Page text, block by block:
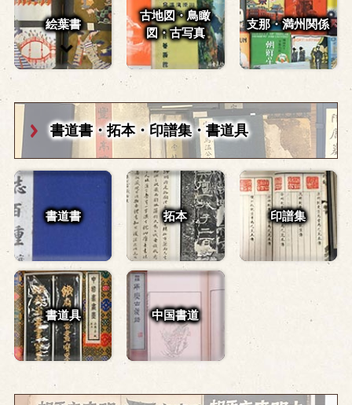
絵葉書
古地図・鳥瞰
図・古写真
支那・満州関係
書道書・拓本・ 印譜集・書道具
書道書 拓本 印譜集
書道具 中国書道